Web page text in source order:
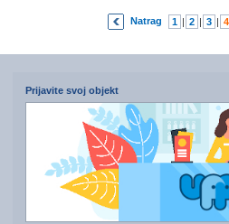
Natrag 1 2 3 4
Prijavite svoj objekt